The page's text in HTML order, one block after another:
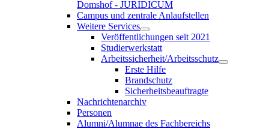
Domshof - JURIDICUM
Campus und zentrale Anlaufstellen
Weitere Services
Veröffentlichungen seit 2021
Studierwerkstatt
Arbeitssicherheit/Arbeitsschutz
Erste Hilfe
Brandschutz
Sicherheitsbeauftragte
Nachrichtenarchiv
Personen
Alumni/Alumnae des Fachbereichs